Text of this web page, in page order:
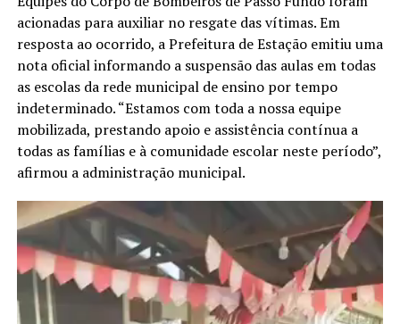
acionadas para auxiliar no resgate das vítimas. Em
resposta ao ocorrido, a Prefeitura de Estação emitiu uma
nota oficial informando a suspensão das aulas em todas
as escolas da rede municipal de ensino por tempo
indeterminado. “Estamos com toda a nossa equipe
mobilizada, prestando apoio e assistência contínua a
todas as famílias e à comunidade escolar neste período”,
afirmou a administração municipal.